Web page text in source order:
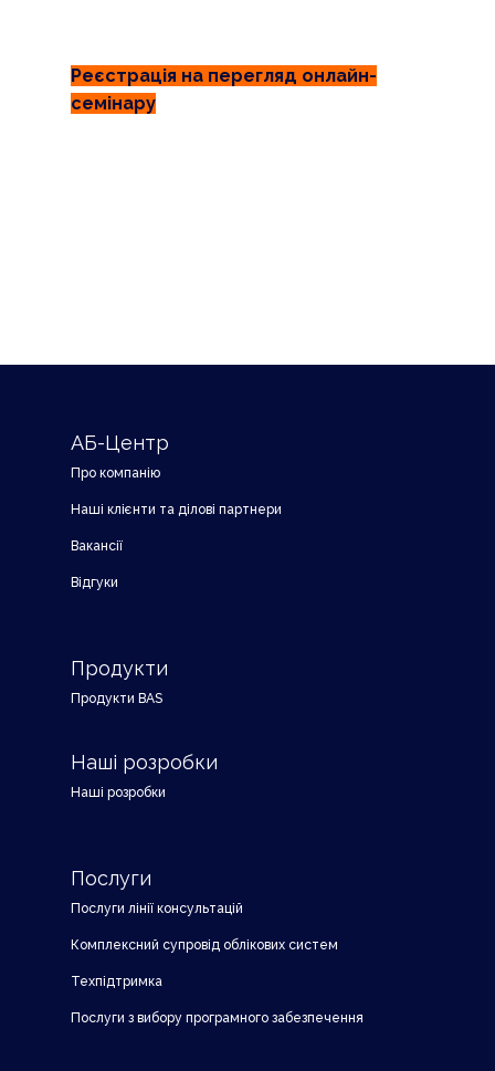
Реєстрація на перегляд онлайн-
семінару
АБ-Центр
Про компанію
Наші клієнти та ділові партнери
Вакансії
Відгуки
Продукти
Продукти BAS
Наші розробки
Наші розробки
Послуги
Послуги лінії консультацій
Комплексний супровід облікових систем
Техпідтримка
Послуги з вибору програмного забезпечення